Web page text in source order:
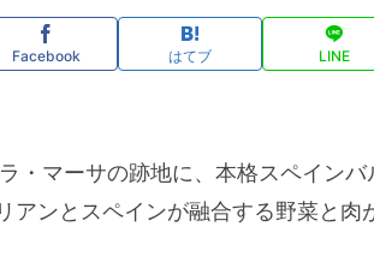
Facebook はてブ LINE
・マーサの跡地に、本格スペイン
アンとスペインが融合する野菜と肉